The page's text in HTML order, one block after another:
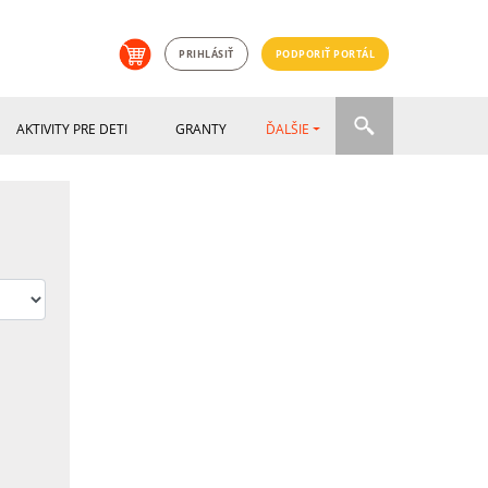
PRIHLÁSIŤ PODPORIŤ PORTÁL
AKTIVITY PRE DETI GRANTY ĎALŠIE